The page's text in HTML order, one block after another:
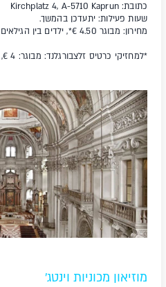
כתובת: Kirchplatz 4, A-5710 Kaprun
שעות פעילות: יתעדכן בהמשך.
מחירון: מבוגר 4.50
€*, ילדים בין הגילאים 6-15: 3.10 €**
*למחזיקי כרטיס זלצבורגלנד: מבוגר: 4 €, **ילדים 2.80 €
מוזיאון מכוניות וינטג'